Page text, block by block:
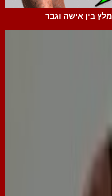
בין אישה וגבר